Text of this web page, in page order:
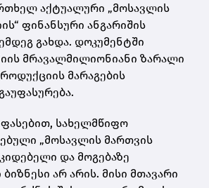
აქტუალური „მოსავლის
ფინანსური ანგარიშის
გახდა. დოკუმენტში
მრავალმილიონიანი ზარალი
მარაგების
სახელმწიფო
„მოსავლის მართვის
და მოგებაზე
არ არის. მისი მთავარი